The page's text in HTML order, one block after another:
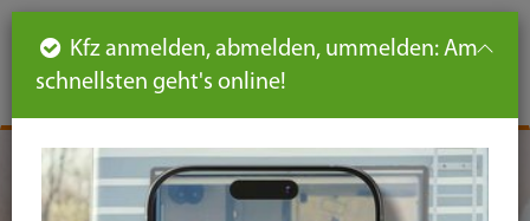
DE
Seiteninhalt
Hauptnavigation
Seitennavigation
leichte
Kfz anmelden, abmelden, ummelden: Am
schnellsten geht's online!